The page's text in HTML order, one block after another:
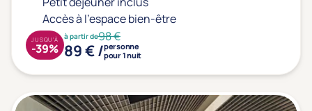
Accès à l'espace bien-être
à partir de98 €
89 € /personne
pour 1 nuit
JUSQU'À
-39%